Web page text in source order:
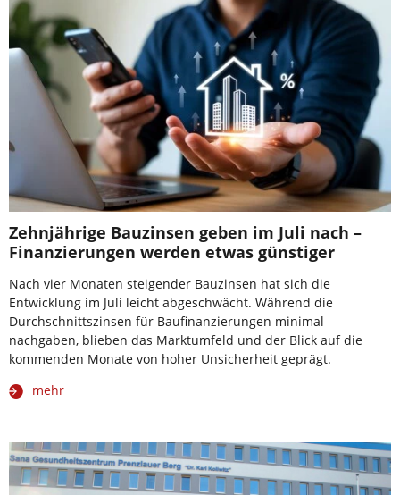
Zehnjährige Bauzinsen geben im Juli nach –
Finanzierungen werden etwas günstiger
Nach vier Monaten steigender Bauzinsen hat sich die
Entwicklung im Juli leicht abgeschwächt. Während die
Durchschnittszinsen für Baufinanzierungen minimal
nachgaben, blieben das Marktumfeld und der Blick auf die
kommenden Monate von hoher Unsicherheit geprägt.
mehr